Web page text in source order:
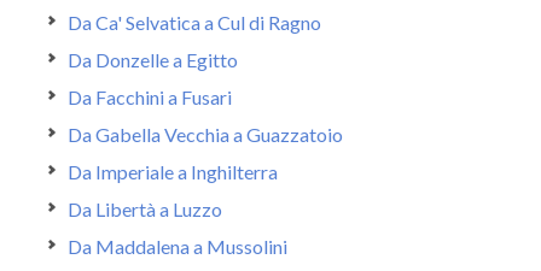
Da Ca' Selvatica a Cul di Ragno
Da Donzelle a Egitto
Da Facchini a Fusari
Da Gabella Vecchia a Guazzatoio
Da Imperiale a Inghilterra
Da Libertà a Luzzo
Da Maddalena a Mussolini